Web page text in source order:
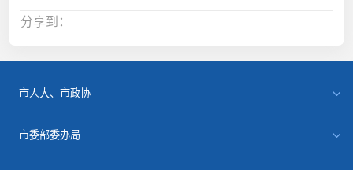
分享到：
市人大、市政协
市委部委办局